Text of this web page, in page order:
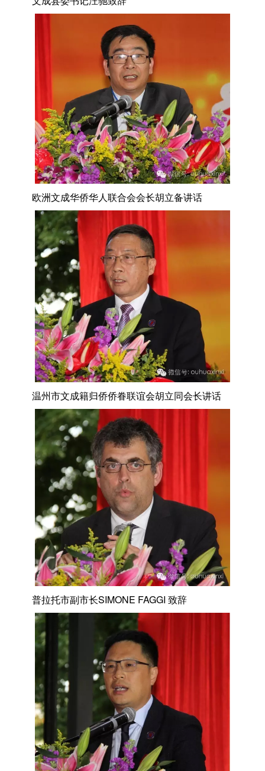
欧洲文成华侨华人联合会会长胡立备讲话
温州市文成籍归侨侨眷联谊会胡立同会长讲话
普拉托市副市长SIMONE FAGGI 致辞